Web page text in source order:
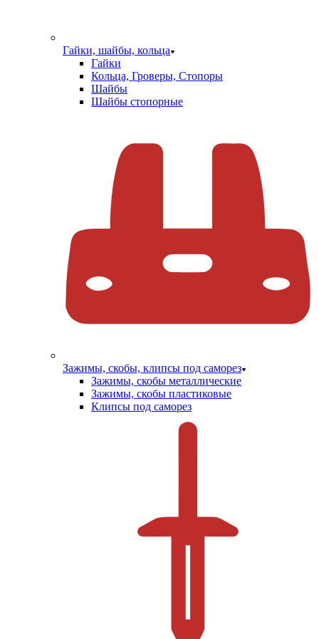
Гайки, шайбы, кольца
Гайки
Кольца, Гроверы, Стопоры
Шайбы
Шайбы стопорные
Зажимы, скобы, клипсы под саморез
Зажимы, скобы металлические
Зажимы, скобы пластиковые
Клипсы под саморез